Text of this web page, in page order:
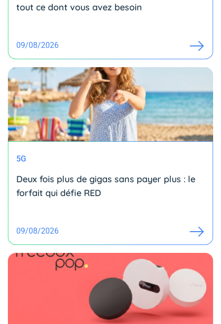
tout ce dont vous avez besoin
09/08/2026
5G
Deux fois plus de gigas sans payer plus : le
forfait qui défie RED
09/08/2026